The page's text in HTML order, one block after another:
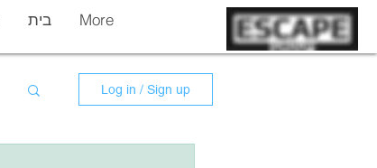
בית More
Log in / Sign up